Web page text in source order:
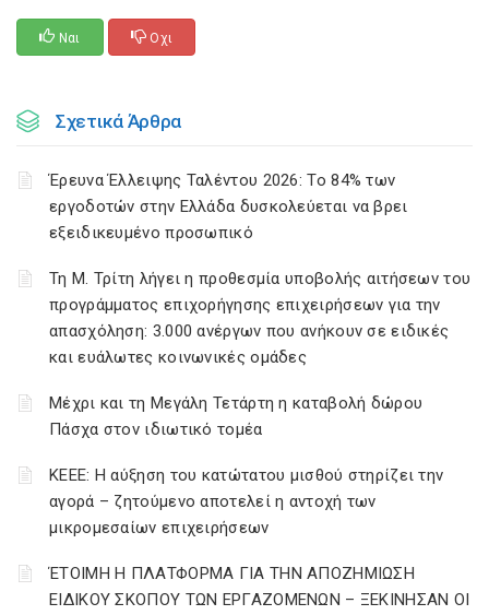
Ναι Οχι
Σχετικά Άρθρα
Έρευνα Έλλειψης Ταλέντου 2026: Το 84% των
εργοδοτών στην Ελλάδα δυσκολεύεται να βρει
εξειδικευμένο προσωπικό
Τη Μ. Τρίτη λήγει η προθεσμία υποβολής αιτήσεων του
προγράμματος επιχορήγησης επιχειρήσεων για την
απασχόληση: 3.000 ανέργων που ανήκουν σε ειδικές
και ευάλωτες κοινωνικές ομάδες
Μέχρι και τη Μεγάλη Τετάρτη η καταβολή δώρου
Πάσχα στον ιδιωτικό τομέα
ΚΕΕΕ: Η αύξηση του κατώτατου μισθού στηρίζει την
αγορά – ζητούμενο αποτελεί η αντοχή των
μικρομεσαίων επιχειρήσεων
ΈΤΟΙΜΗ Η ΠΛΑΤΦΟΡΜΑ ΓΙΑ ΤΗΝ ΑΠΟΖΗΜΙΩΣΗ
ΕΙΔΙΚΟΥ ΣΚΟΠΟΥ ΤΩΝ ΕΡΓΑΖΟΜΕΝΩΝ – ΞΕΚΙΝΗΣΑΝ ΟΙ